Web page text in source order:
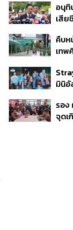
แชร์
เลีย
อนุทิ
เสีย
เดิน
ชี้ผู้ป
คืบห
เทพ
ขโม
มินิอั
หลา
รอง
จุดเ